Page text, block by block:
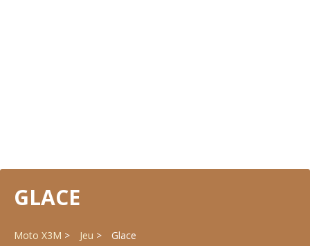
GLACE
Moto X3M Jeu Glace